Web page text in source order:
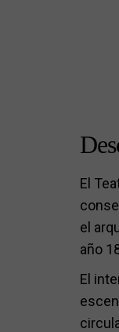
El
el
año
El